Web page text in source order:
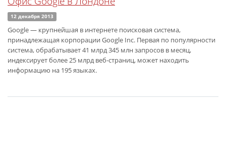
12 декабря 2013
Google — крупнейшая в интернете поисковая система,
принадлежащая корпорации Google Inc. Первая по популярности
система, обрабатывает 41 млрд 345 млн запросов в месяц,
индексирует более 25 млрд веб-страниц, может находить
информацию на 195 языках.